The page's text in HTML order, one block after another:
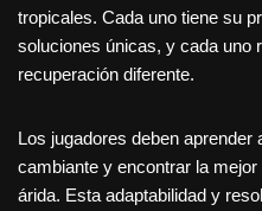
tropicales. Cada uno tiene su
soluciones únicas, y cada uno
recuperación diferente.
Los jugadores deben aprender
cambiante y encontrar la
árida. Esta adaptabilidad y